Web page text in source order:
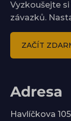
Vyzkoušejte
závazků.
ZAČÍT
Adresa
Havlíčkova